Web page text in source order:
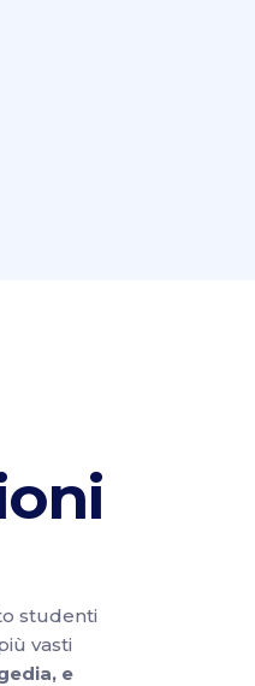
studenti
vasti
e